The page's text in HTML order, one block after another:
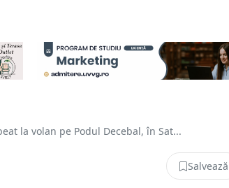
la volan pe Podul Decebal, în Sat...
Salvează